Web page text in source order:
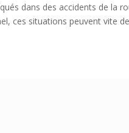
dans des accidents de la
ces situations peuvent vite